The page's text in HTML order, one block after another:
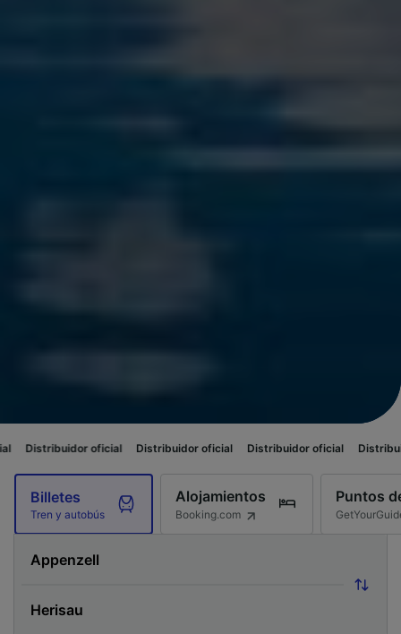
oficial Distribuidor oficial Distribuidor oficial Distribuidor oficial
Billetes
Tren y autobús
Alojamientos
Booking.com
Puntos